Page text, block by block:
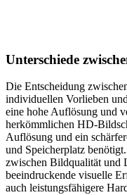
Unterschiede
Die Entscheidung
individuellen Vorlieben
eine hohe Auflösung und
herkömmlichen HD-
Auflösung und ein
und Speicherplatz
zwischen Bildqualität und
beeindruckende visuelle
auch leistungsfähigere